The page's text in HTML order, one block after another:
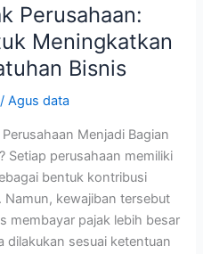
Perusahaan:
Meningkatkan
Bisnis
/Agus data
Menjadi Bagian
Setiap perusahaan memiliki
bentuk kontribusi
kewajiban tersebut
membayar pajak lebih besar
dilakukan sesuai ketentuan